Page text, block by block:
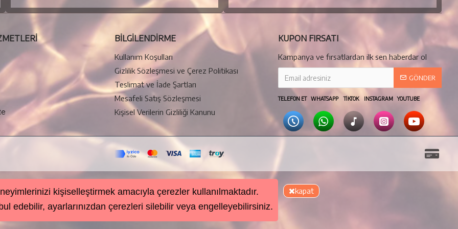
BILGILENDIRME
Kullanım Koşulları
Gizlilik Sözleşmesi ve Çerez Politikası
Teslimat ve İade Şartları
Mesafeli Satış Sözleşmesi
Kişisel Verilerin Gizliliği Kanunu
KUPON FIRSATI
Kampanya ve fırsatlardan ilk sen haberdar ol
GÖNDER
TELEFON ET WHATSAPP TIKTOK INSTAGRAM YOUTUBE
kişiselleştirmek amacıyla çerezler kullanılmaktadır.
edebilir, ayarlarınızdan çerezleri silebilir veya engelleyebilirsiniz.
kapat